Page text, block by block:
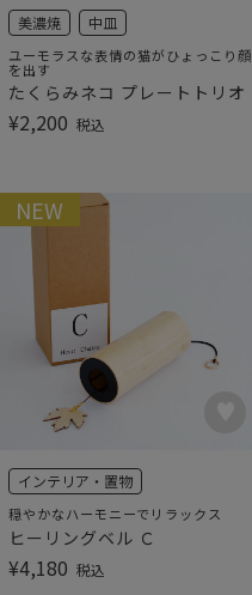
美濃焼 中皿
ユーモラスな表情の猫がひょっこり顔
を出す
たくらみネコ プレートトリオ
¥2,200 税込
NEW
インテリア・置物
穏やかなハーモニーでリラックス
ヒーリングベル Ｃ
¥4,180 税込